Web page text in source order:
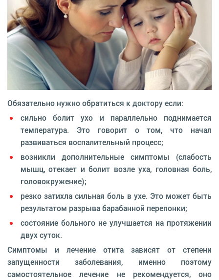
Обязательно нужно обратиться к доктору если:
сильно болит ухо и параллельно поднимается
температура. Это говорит о том, что начал
развиваться воспалительный процесс;
возникли дополнительные симптомы (слабость
мышц, отекает и болит возле уха, головная боль,
головокружение);
резко затихла сильная боль в ухе. Это может быть
результатом разрыва барабанной перепонки;
состояние больного не улучшается на протяжении
двух суток.
Симптомы и лечение отита зависят от степени
запущенности заболевания, именно поэтому
самостоятельное лечение не рекомендуется, оно